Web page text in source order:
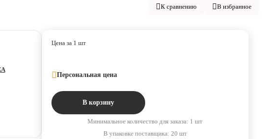
К сравнению В избранное
Цена за 1 шт
Персональная цена
В корзину
Минимальное количество для заказа: 1 шт
В упаковке поставщика: 20 шт